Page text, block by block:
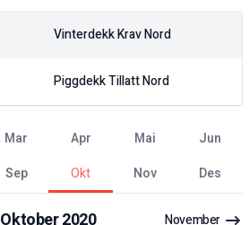
Vinterdekk Krav Nord
Piggdekk Tillatt Nord
mar apr mai
jun
sep okt nov des
November